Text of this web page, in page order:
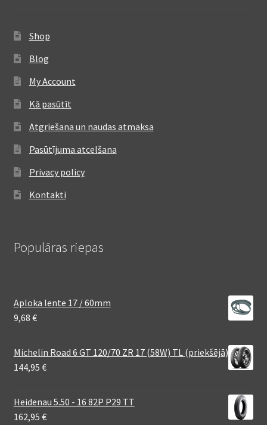
Shop
Blog
My Account
Kā pasūtīt
Atgriešana un naudas atmaksa
Pasūtījuma atcelšana
Privacy policy
Kontakti
Populāras riepas
Aploka lente 17 / 60mm
9,68 €
Michelin Road 6 GT 120/70 ZR 17 (58W) TL (priekšējā)
144,95 €
Heidenau 5.50 - 16 82P P29 TT
162,95 €